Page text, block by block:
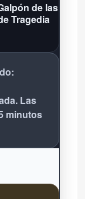
de las
Tragedia
Las
minutos